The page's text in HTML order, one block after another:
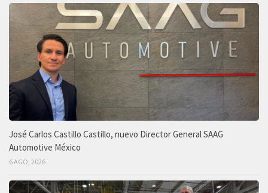
José Carlos Castillo Castillo, nuevo Director General SAAG
Automotive México
6 AGO, 2026